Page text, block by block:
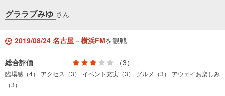
グララブみゆ さん
2019/08/24 名古屋－横浜FMを観戦
総合評価 （3）
臨場感（4） アクセス（3） イベント充実（3） グルメ（3）
アウェイお楽しみ
（3）